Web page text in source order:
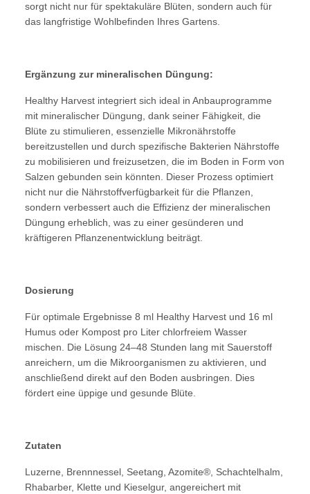
sorgt nicht nur für spektakuläre Blüten, sondern auch für
das langfristige Wohlbefinden Ihres Gartens.
Ergänzung zur mineralischen Düngung:
Healthy Harvest integriert sich ideal in Anbauprogramme
mit mineralischer Düngung, dank seiner Fähigkeit, die
Blüte zu stimulieren, essenzielle Mikronährstoffe
bereitzustellen und durch spezifische Bakterien Nährstoffe
zu mobilisieren und freizusetzen, die im Boden in Form von
Salzen gebunden sein könnten. Dieser Prozess optimiert
nicht nur die Nährstoffverfügbarkeit für die Pflanzen,
sondern verbessert auch die Effizienz der mineralischen
Düngung erheblich, was zu einer gesünderen und
kräftigeren Pflanzenentwicklung beiträgt.
Dosierung
Für optimale Ergebnisse 8 ml Healthy Harvest und 16 ml
Humus oder Kompost pro Liter chlorfreiem Wasser
mischen. Die Lösung 24–48 Stunden lang mit Sauerstoff
anreichern, um die Mikroorganismen zu aktivieren, und
anschließend direkt auf den Boden ausbringen. Dies
fördert eine üppige und gesunde Blüte.
Zutaten
Luzerne, Brennnessel, Seetang, Azomite®, Schachtelhalm,
Rhabarber, Klette und Kieselgur, angereichert mit